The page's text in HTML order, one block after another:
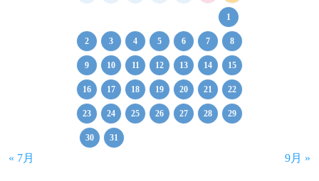
1
2 3 4 5 6 7 8
9 10 11 12 13 14 15
16 17 18 19 20 21 22
23 24 25 26 27 28 29
30 31
« 7月 9月 »